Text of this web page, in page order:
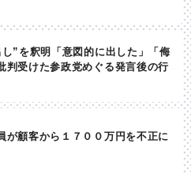
”を釈明「意図的に出した」「侮
受けた参政党めぐる発言後の行
が顧客から１７００万円を不正に